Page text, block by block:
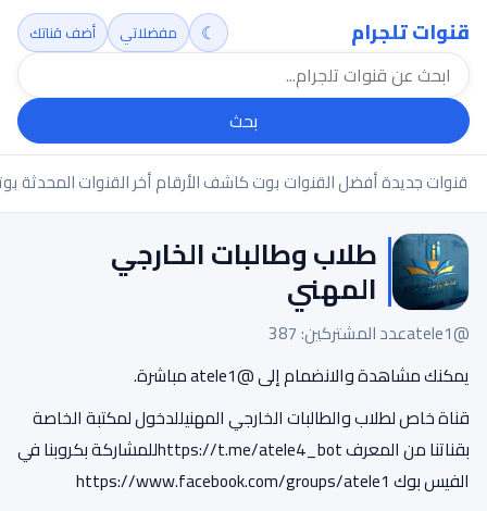
قنوات تلجرام
بحث
☾ مفضلاتي أضف قناتك
قنوات جديدةأفضل القنواتبوت كاشف الأرقامأخر القنوات المحدثة
طلاب وطالبات الخارجي
المهني
@atele1
عدد المشتركين: 387
يمكنك مشاهدة والانضمام إلى @atele1 مباشرة.
قناة خاص لطلاب والطالبات الخارجي المهنيللدخول لمكتبة الخاصة
بقناتنا من المعرف https://t.me/atele4_botللمشاركة بكروبنا في
الفيس بوك https://www.facebook.com/groups/atele1